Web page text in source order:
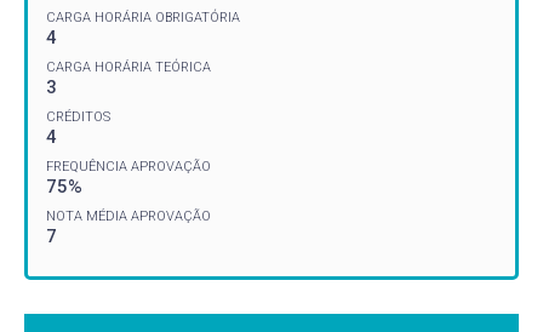
CARGA HORÁRIA OBRIGATÓRIA
4
CARGA HORÁRIA TEÓRICA
3
CRÉDITOS
4
FREQUÊNCIA APROVAÇÃO
75%
NOTA MÉDIA APROVAÇÃO
7